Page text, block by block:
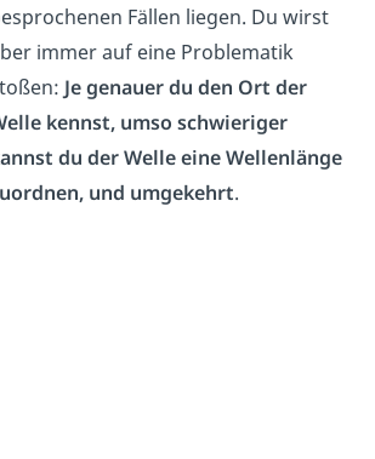
Fällen liegen. Du wirst
immer auf eine Problematik
Je genauer du den Ort der
kennst, umso schwieriger
du der Welle eine Wellenlänge
und umgekehrt.